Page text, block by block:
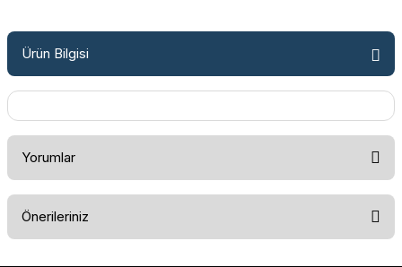
Ürün Bilgisi
Yorumlar
Önerileriniz